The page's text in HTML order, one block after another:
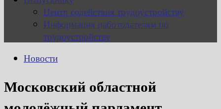
Центр содействия трудоустройству
Информация работодателям по
трудоустройству
Новости
Московский областной